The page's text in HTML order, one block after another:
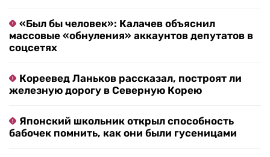
«Был бы человек»: Калачев объяснил
массовые «обнуления» аккаунтов депутатов в
соцсетях
Кореевед Ланьков рассказал, построят ли
железную дорогу в Северную Корею
Японский школьник открыл способность
бабочек помнить, как они были гусеницами